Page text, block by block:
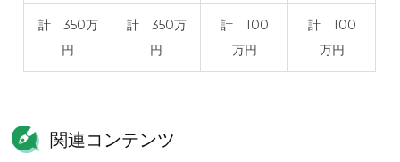
計 350万
円
計 350万
円
計 100
万円
計 100
万円
関連コンテンツ